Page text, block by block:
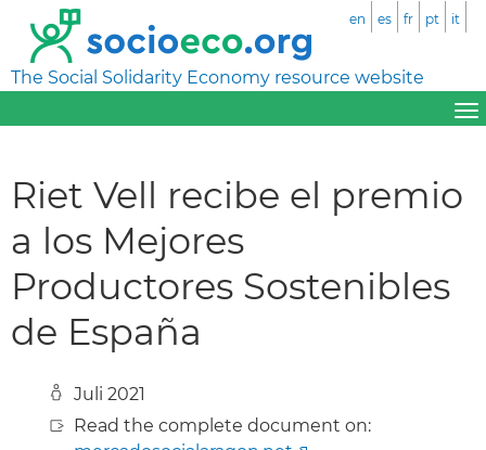
The Social Solidarity Economy resource website
en es fr pt it
Riet Vell recibe el premio
a los Mejores
Productores Sostenibles
de España
Juli 2021
Read the complete document on: